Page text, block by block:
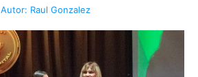
Autor: Raul Gonzalez